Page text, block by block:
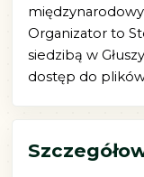
Organizator to
siedzibą w
dostęp do